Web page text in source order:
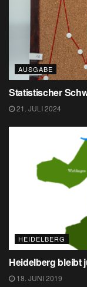
AUSGABE
Statistischer
21. JULI 2024
HEIDELBERG
Heidelberg bleibt
18. JUNI 2019